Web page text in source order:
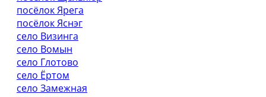
посёлок Ярега
посёлок Яснэг
село Визинга
село Вомын
село Глотово
село Ёртом
село Замежная